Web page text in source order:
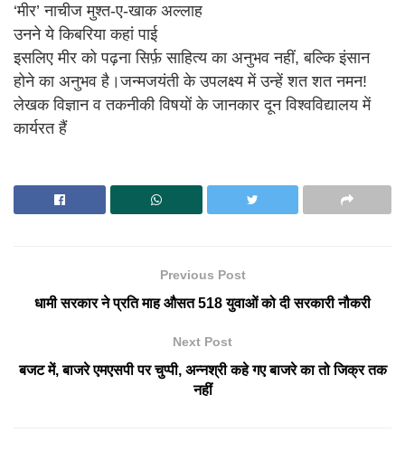
‘मीर’ नाचीज मुश्त-ए-खाक अल्लाह
उनने ये किबरिया कहां पाई
इसलिए मीर को पढ़ना सिर्फ़ साहित्य का अनुभव नहीं, बल्कि इंसान
होने का अनुभव है।जन्मजयंती के उपलक्ष्य में उन्हें शत शत नमन!
लेखक विज्ञान व तकनीकी विषयों के जानकार दून विश्वविद्यालय में
कार्यरत हैं
Previous Post
धामी सरकार ने प्रति माह औसत 518 युवाओं को दी सरकारी नौकरी
Next Post
बजट में, बाजरे एमएसपी पर चुप्पी, अन्नश्री कहे गए बाजरे का तो जिक्र तक
नहीं